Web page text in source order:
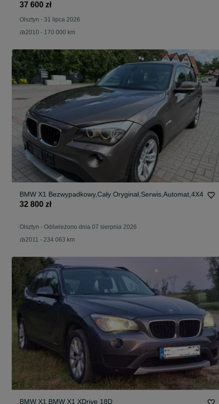
37 600 zł
Olsztyn - 31 lipca 2026
2010 - 170 000 km
BMW X1 Bezwypadkowy,Cały Oryginał,Serwis,Automat,4X4
32 800 zł
Olsztyn - Odświeżono dnia 07 sierpnia 2026
2011 - 234 063 km
BMW X1 BMW X1 XDrive 18D